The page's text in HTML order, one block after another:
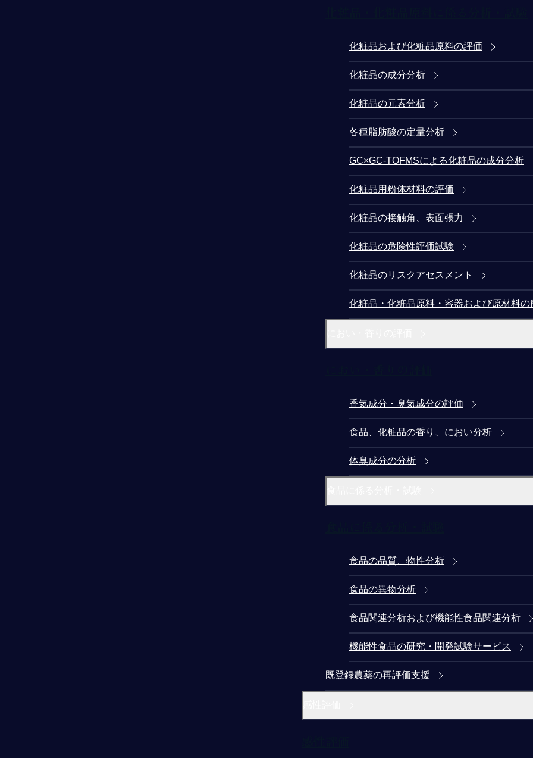
化粧品および化粧品原料の評価
化粧品の成分分析
化粧品の元素分析
各種脂肪酸の定量分析
GC×GC-TOFMSによる化粧品の成分分析
化粧品用粉体材料の評価
化粧品の接触角、表面張力
化粧品の危険性評価試験
化粧品のリスクアセスメント
化粧品・化粧品原料・容器および原材料の
香気成分・臭気成分の評価
食品、化粧品の香り、におい分析
体臭成分の分析
食品の品質、物性分析
食品の異物分析
食品関連分析および機能性食品関連分析
機能性食品の研究・開発試験サービス
既登録農薬の再評価支援